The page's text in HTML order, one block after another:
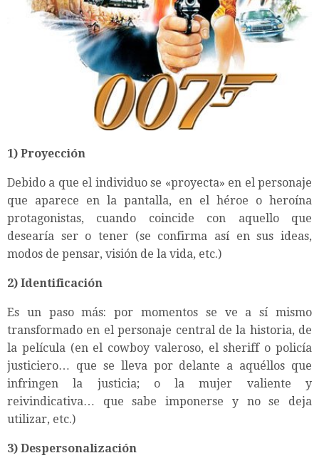
1) Proyección
Debido a que el individuo se «proyecta» en el personaje
que aparece en la pantalla, en el héroe o heroína
protagonistas, cuando coincide con aquello que
desearía ser o tener (se confirma así en sus ideas,
modos de pensar, visión de la vida, etc.)
2) Identificación
Es un paso más: por momentos se ve a sí mismo
transformado en el personaje central de la historia, de
la película (en el cowboy valeroso, el sheriff o policía
justiciero… que se lleva por delante a aquéllos que
infringen la justicia; o la mujer valiente y
reivindicativa… que sabe imponerse y no se deja
utilizar, etc.)
3) Despersonalización